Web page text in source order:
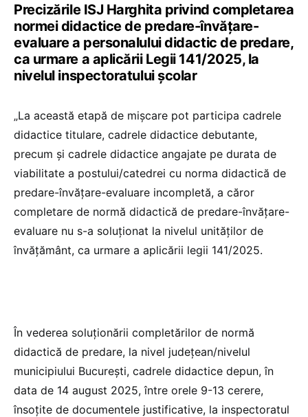
Precizările ISJ Harghita privind completarea
normei didactice de predare-învățare-
evaluare a personalului didactic de predare,
ca urmare a aplicării Legii 141/2025, la
nivelul inspectoratului școlar
„La această etapă de mișcare pot participa cadrele
didactice titulare, cadrele didactice debutante,
precum și cadrele didactice angajate pe durata de
viabilitate a postului/catedrei cu norma didactică de
predare-învățare-evaluare incompletă, a căror
completare de normă didactică de predare-învățare-
evaluare nu s-a soluționat la nivelul unităților de
învățământ, ca urmare a aplicării legii 141/2025.
În vederea soluționării completărilor de normă
didactică de predare, la nivel județean/nivelul
municipiului București, cadrele didactice depun, în
data de 14 august 2025, între orele 9-13 cerere,
însoțite de documentele justificative, la inspectoratul